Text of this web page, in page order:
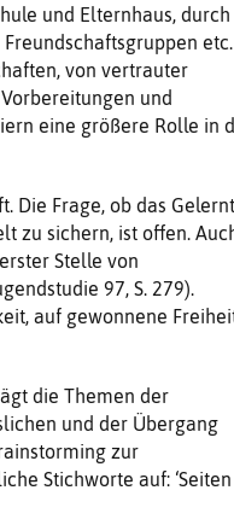
und Elternhaus, durch
etc.
von vertrauter
und
eine größere Rolle in
Die Frage, ob das
zu sichern, ist offen.
Stelle von
97, S. 279).
auf gewonnene
die Themen der
und der Übergang
zur
Stichworte auf: ‘Seiten